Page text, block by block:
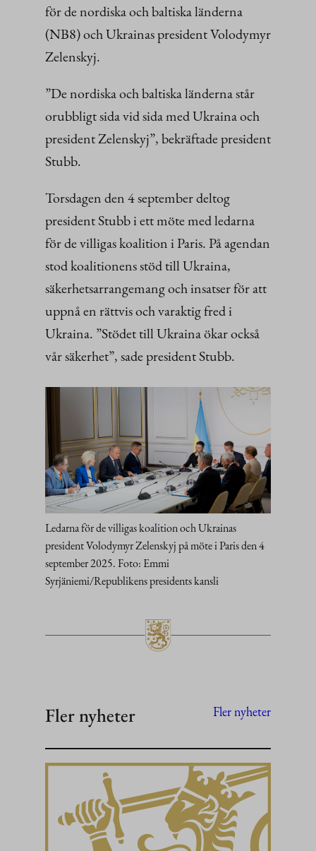
för de nordiska och baltiska länderna
(NB8) och Ukrainas president Volodymyr
Zelenskyj.
”De nordiska och baltiska länderna står
orubbligt sida vid sida med Ukraina och
president Zelenskyj”, bekräftade president
Stubb.
Torsdagen den 4 september deltog
president Stubb i ett möte med ledarna
för de villigas koalition i Paris. På agendan
stod koalitionens stöd till Ukraina,
säkerhetsarrangemang och insatser för att
uppnå en rättvis och varaktig fred i
Ukraina. ”Stödet till Ukraina ökar också
vår säkerhet”, sade president Stubb.
Ledarna för de villigas koalition och Ukrainas
president Volodymyr Zelenskyj på möte i Paris den 4
september 2025. Foto: Emmi
Syrjäniemi/Republikens presidents kansli
Fler nyheter Fler nyheter